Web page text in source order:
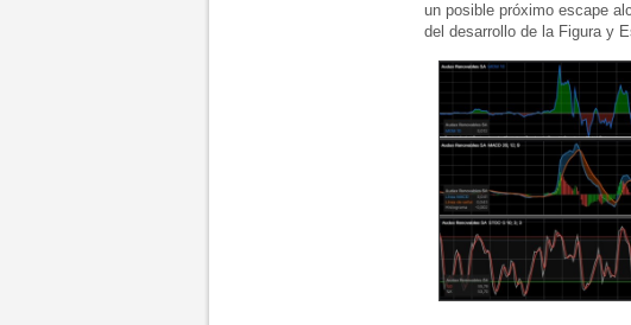
un posible próximo escape
del desarrollo de la Figura y